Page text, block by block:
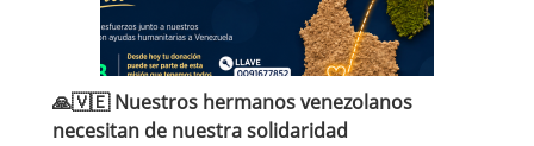
🙏🇻🇪 Nuestros hermanos venezolanos
necesitan de nuestra solidaridad